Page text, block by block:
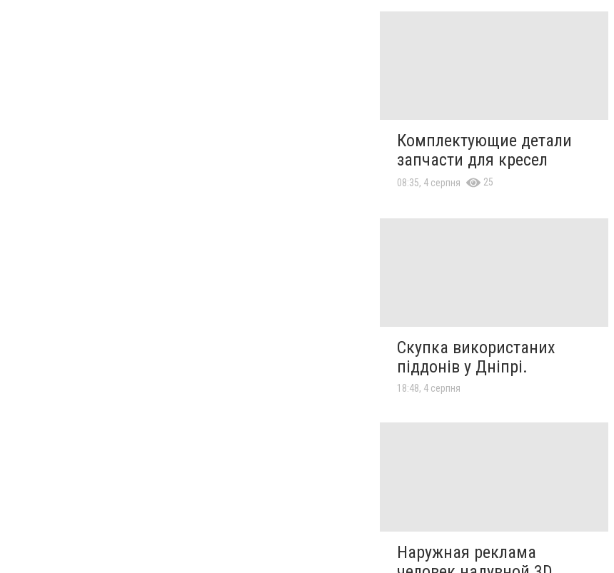
Комплектующие детали
запчасти для кресел
08:35, 4 серпня 25
Скупка використаних
піддонів у Дніпрі.
18:48, 4 серпня
Наружная реклама